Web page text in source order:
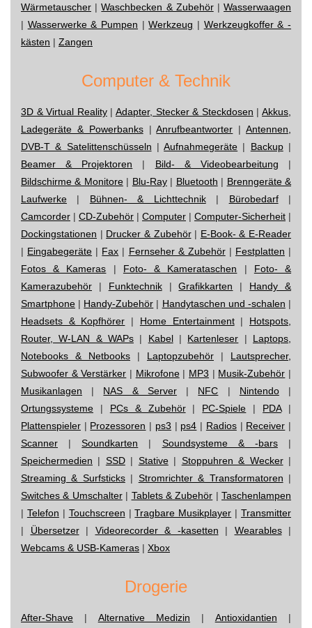
Wärmetauscher |Waschbecken & Zubehör|Wasserwaagen
| Wasserwerke & Pumpen |Werkzeug | Werkzeugkoffer & -
kästen | Zangen
Computer & Technik
3D & Virtual Reality|Adapter, Stecker & Steckdosen |Akkus,
Ladegeräte & Powerbanks|Anrufbeantworter |Antennen,
DVB-T & Satelittenschüsseln |Aufnahmegeräte | Backup|
Beamer & Projektoren | Bild- & Videobearbeitung |
Bildschirme & Monitore| Blu-Ray| Bluetooth | Brenngeräte &
Laufwerke | Bühnen- & Lichttechnik| Bürobedarf|
Camcorder | CD-Zubehör | Computer | Computer-Sicherheit |
Dockingstationen | Drucker & Zubehör| E-Book- & E-Reader
| Eingabegeräte | Fax | Fernseher & Zubehör| Festplatten |
Fotos & Kameras | Foto- & Kamerataschen | Foto- &
Kamerazubehör | Funktechnik|Grafikkarten | Handy &
Smartphone | Handy-Zubehör | Handytaschen und -schalen |
Headsets & Kopfhörer | Home Entertainment| Hotspots,
Router, W-LAN & WAPs | Kabel| Kartenleser | Laptops,
Notebooks & Netbooks | Laptopzubehör | Lautsprecher,
Subwoofer & Verstärker | Mikrofone| MP3 | Musik-Zubehör |
Musikanlagen | NAS & Server| NFC | Nintendo|
Ortungssysteme | PCs & Zubehör| PC-Spiele | PDA|
Plattenspieler | Prozessoren | ps3 | ps4 | Radios| Receiver |
Scanner |Soundkarten | Soundsysteme & -bars|
Speichermedien | SSD| Stative| Stoppuhren & Wecker|
Streaming & Surfsticks| Stromrichter & Transformatoren |
Switches & Umschalter| Tablets & Zubehör | Taschenlampen
| Telefon | Touchscreen |Tragbare Musikplayer | Transmitter
| Übersetzer| Videorecorder & -kasetten | Wearables|
Webcams & USB-Kameras | Xbox
Drogerie
After-Shave | Alternative Medizin | Antioxidantien |